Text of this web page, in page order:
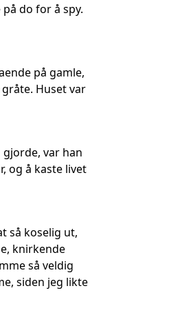
do for å spy.
på gamle,
Huset var
var han
og å kaste livet
så koselig ut,
knirkende
så veldig
siden jeg likte